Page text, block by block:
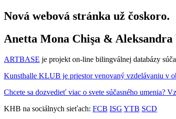
Nová webová stránka už čoskoro.
Anetta Mona Chişa &
ARTBASE je projekt on-line bilingválnej databázy
Kunsthalle KLUB je priestor venovaný vzdelávaniu v
Chcete sa dozvedieť viac o svete súčasného umenia?
KHB na sociálnych sieťach: FCB ISG YTB SCD